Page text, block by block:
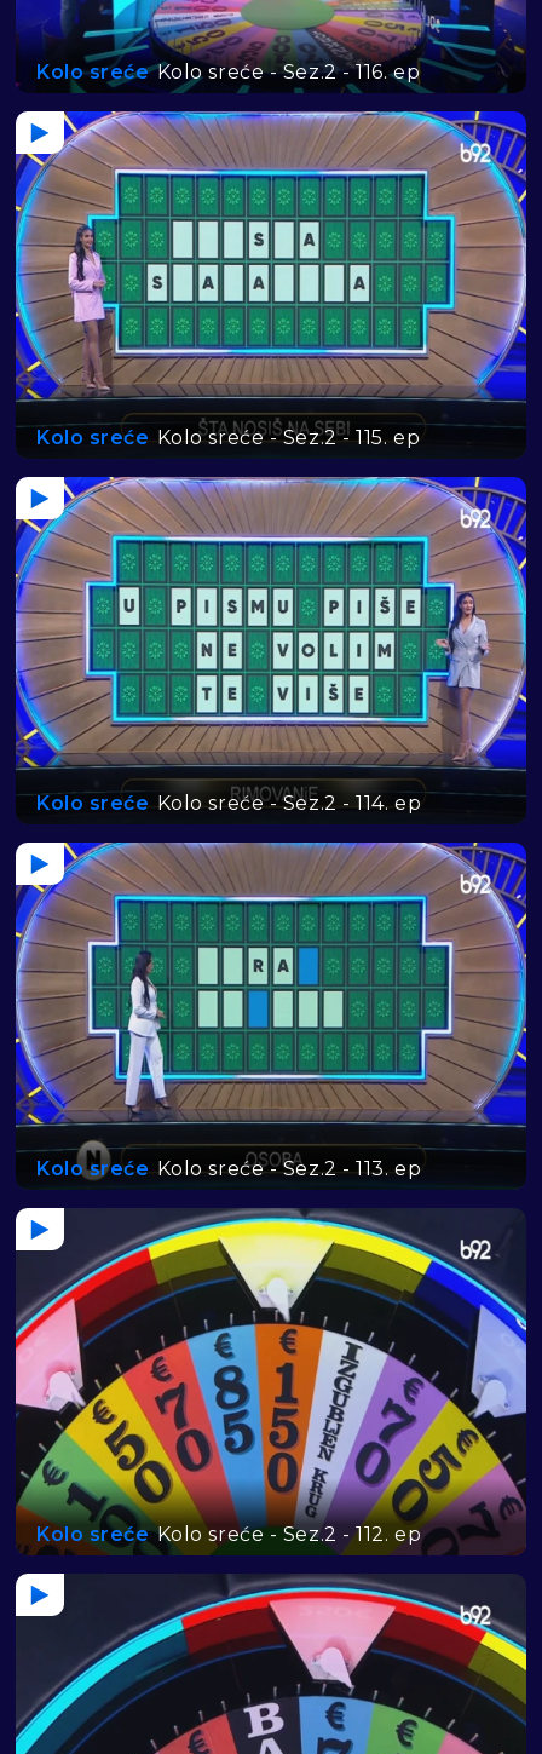
Kolo sreće Kolo sreće - Sez.2 - 116. ep
Kolo sreće Kolo sreće - Sez.2 - 115. ep
Kolo sreće Kolo sreće - Sez.2 - 114. ep
Kolo sreće Kolo sreće - Sez.2 - 113. ep
Kolo sreće Kolo sreće - Sez.2 - 112. ep